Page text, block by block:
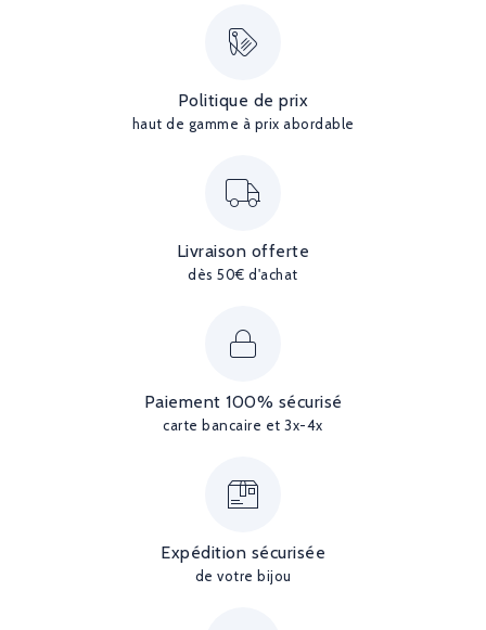
Politique de prix
haut de gamme à prix abordable
Livraison offerte
dès 50€ d'achat
Paiement 100% sécurisé
carte bancaire et 3x-4x
Expédition sécurisée
de votre bijou